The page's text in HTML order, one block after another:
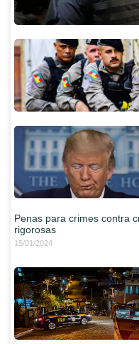
Penas para crimes contra
rigorosas
15/01/2024